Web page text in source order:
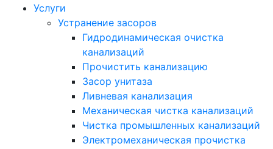
Услуги
Устранение засоров
Гидродинамическая очистка
канализаций
Прочистить канализацию
Засор унитаза
Ливневая канализация
Механическая чистка канализаций
Чистка промышленных канализаций
Электромеханическая прочистка